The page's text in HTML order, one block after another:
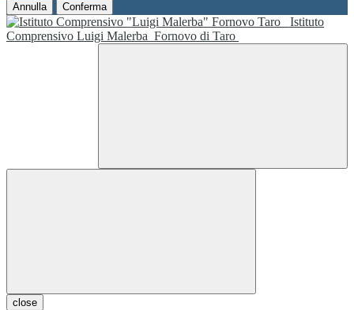
Annulla Conferma
Istituto
Comprensivo Luigi Malerba Fornovo di Taro
close